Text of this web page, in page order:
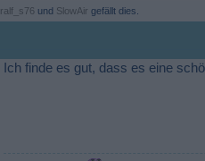
ralf_s76 und SlowAir gefällt dies.
Ich finde es gut, dass es eine